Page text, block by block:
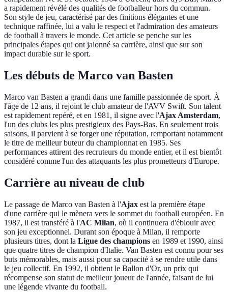
a rapidement révélé des qualités de footballeur hors du commun.
Son style de jeu, caractérisé par des finitions élégantes et une
technique raffinée, lui a valu le respect et l'admiration des amateurs
de football à travers le monde. Cet article se penche sur les
principales étapes qui ont jalonné sa carrière, ainsi que sur son
impact durable sur le sport.
Les débuts de Marco van Basten
Marco van Basten a grandi dans une famille passionnée de sport. À
l'âge de 12 ans, il rejoint le club amateur de l'AVV Swift. Son talent
est rapidement repéré, et en 1981, il signe avec l'Ajax Amsterdam,
l'un des clubs les plus prestigieux des Pays-Bas. En seulement trois
saisons, il parvient à se forger une réputation, remportant notamment
le titre de meilleur buteur du championnat en 1985. Ses
performances attirent des recruteurs du monde entier, et il est bientôt
considéré comme l'un des attaquants les plus prometteurs d'Europe.
Carrière au niveau de club
Le passage de Marco van Basten à l'Ajax est la première étape
d'une carrière qui le mènera vers le sommet du football européen. En
1987, il est transféré à l'AC Milan, où il continuera d'éblouir avec
son jeu exceptionnel. Durant son époque à Milan, il remporte
plusieurs titres, dont la Ligue des champions en 1989 et 1990, ainsi
que quatre titres de champion d'Italie. Van Basten est connu pour ses
buts mémorables, mais aussi pour sa capacité à se rendre utile dans
le jeu collectif. En 1992, il obtient le Ballon d'Or, un prix qui
récompense son statut de meilleur joueur de l'année, faisant de lui
une légende vivante du football.